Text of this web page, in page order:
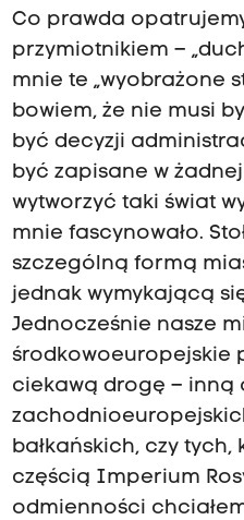
Co prawda
przymiotnikiem –
mnie te „wyobrażone
bowiem, że nie musi
być decyzji
być zapisane w
wytworzyć taki świat
mnie fascynowało.
szczególną formą
jednak wymykającą
Jednocześnie nasze
środkowoeuropejskie
ciekawą drogę – inną
bałkańskich, czy tych,
częścią Imperium
odmienności